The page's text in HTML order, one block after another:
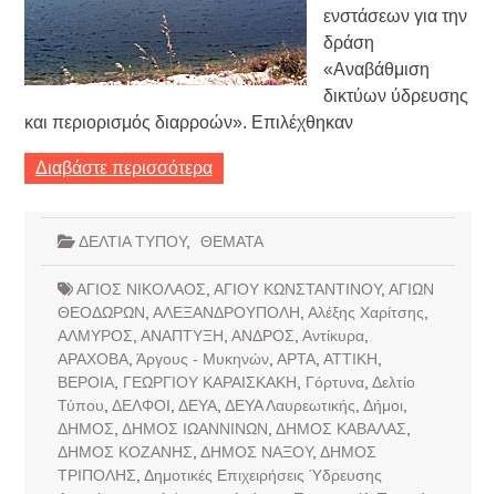
ενστάσεων για την
δράση
«Αναβάθμιση
δικτύων ύδρευσης
και περιορισμός διαρροών». Επιλέχθηκαν
Διαβάστε περισσότερα
ΔΕΛΤΙΑ ΤΥΠΟΥ, ΘΕΜΑΤΑ
ΑΓΙΟΣ ΝΙΚΟΛΑΟΣ ΑΓΙΟΥ ΚΩΝΣΤΑΝΤΙΝΟΥ, ΑΓΙΩΝ
ΘΕΟΔΩΡΩΝ ΑΛΕΞΑΝΔΡΟΥΠΟΛΗ Αλέξης Χαρίτσης
ΑΛΜΥΡΟΣ ΑΝΑΠΤΥΞΗ ΑΝΔΡΟΣ Αντίκυρα,
ΑΡΑΧΟΒΑ, Άργους - Μυκηνών, ΑΡΤΑ, ΑΤΤΙΚΗ
ΒΕΡΟΙΑ, ΓΕΩΡΓΙΟΥ ΚΑΡΑΙΣΚΑΚΗ Γόρτυνα, Δελτίο
Τύπου ΔΕΛΦΟΙ ΔΕΥΑ, ΔΕΥΑ Λαυρεωτικής Δήμοι,
ΔΗΜΟΣ ΔΗΜΟΣ ΙΩΑΝΝΙΝΩΝ ΔΗΜΟΣ ΚΑΒΑΛΑΣ
ΔΗΜΟΣ ΚΟΖΑΝΗΣ ΔΗΜΟΣ ΝΑΞΟΥ, ΔΗΜΟΣ
ΤΡΙΠΟΛΗΣ Δημοτικές Επιχειρήσεις Ύδρευσης